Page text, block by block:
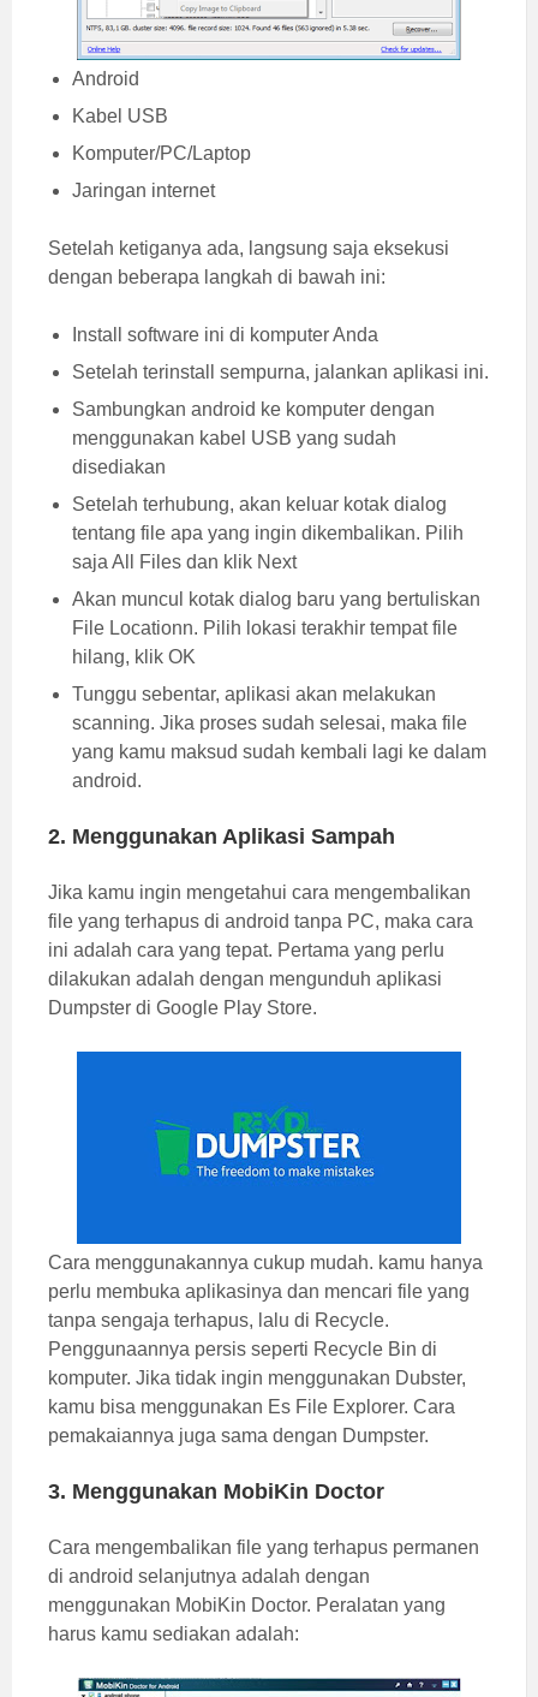
Android
Kabel USB
Komputer/PC/Laptop
Jaringan internet
Setelah ketiganya ada, langsung saja eksekusi
dengan beberapa langkah di bawah ini:
Install software ini di komputer Anda
Setelah terinstall sempurna, jalankan aplikasi ini.
Sambungkan android ke komputer dengan
menggunakan kabel USB yang sudah
disediakan
Setelah terhubung, akan keluar kotak dialog
tentang file apa yang ingin dikembalikan. Pilih
saja All Files dan klik Next
Akan muncul kotak dialog baru yang bertuliskan
File Locationn. Pilih lokasi terakhir tempat file
hilang, klik OK
Tunggu sebentar, aplikasi akan melakukan
scanning. Jika proses sudah selesai, maka file
yang kamu maksud sudah kembali lagi ke dalam
android.
2. Menggunakan Aplikasi Sampah
Jika kamu ingin mengetahui cara mengembalikan
file yang terhapus di android tanpa PC, maka cara
ini adalah cara yang tepat. Pertama yang perlu
dilakukan adalah dengan mengunduh aplikasi
Dumpster di Google Play Store.
Cara menggunakannya cukup mudah. kamu hanya
perlu membuka aplikasinya dan mencari file yang
tanpa sengaja terhapus, lalu di Recycle.
Penggunaannya persis seperti Recycle Bin di
komputer. Jika tidak ingin menggunakan Dubster,
kamu bisa menggunakan Es File Explorer. Cara
pemakaiannya juga sama dengan Dumpster.
3. Menggunakan MobiKin Doctor
Cara mengembalikan file yang terhapus permanen
di android selanjutnya adalah dengan
menggunakan MobiKin Doctor. Peralatan yang
harus kamu sediakan adalah: